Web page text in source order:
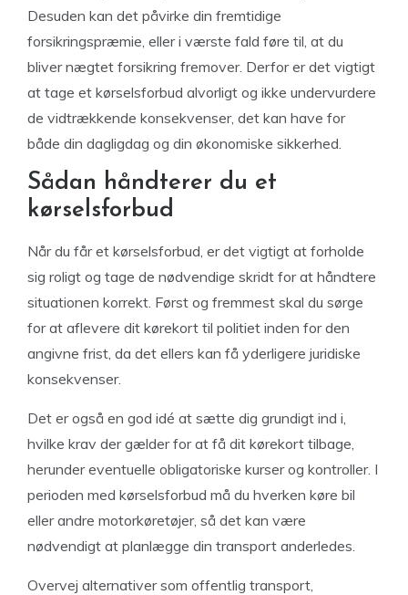
Desuden kan det påvirke din fremtidige
forsikringspræmie, eller i værste fald føre til, at du
bliver nægtet forsikring fremover. Derfor er det vigtigt
at tage et kørselsforbud alvorligt og ikke undervurdere
de vidtrækkende konsekvenser, det kan have for
både din dagligdag og din økonomiske sikkerhed.
Sådan håndterer du et
kørselsforbud
Når du får et kørselsforbud, er det vigtigt at forholde
sig roligt og tage de nødvendige skridt for at håndtere
situationen korrekt. Først og fremmest skal du sørge
for at aflevere dit kørekort til politiet inden for den
angivne frist, da det ellers kan få yderligere juridiske
konsekvenser.
Det er også en god idé at sætte dig grundigt ind i,
hvilke krav der gælder for at få dit kørekort tilbage,
herunder eventuelle obligatoriske kurser og kontroller. I
perioden med kørselsforbud må du hverken køre bil
eller andre motorkøretøjer, så det kan være
nødvendigt at planlægge din transport anderledes.
Overvej alternativer som offentlig transport,